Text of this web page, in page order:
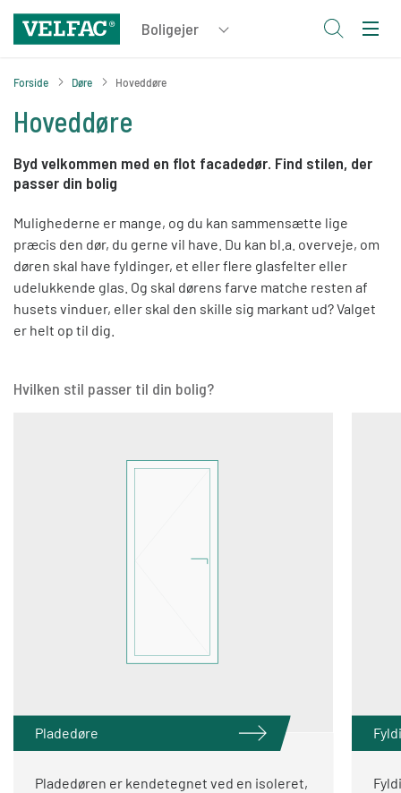
Forside Døre Hoveddøre
Hoveddøre
Byd velkommen med en flot facadedør. Find stilen, der
passer din bolig
Mulighederne er mange, og du kan sammensætte lige
præcis den dør, du gerne vil have. Du kan bl.a. overveje, om
døren skal have fyldinger, et eller flere glasfelter eller
udelukkende glas. Og skal dørens farve matche resten af
husets vinduer, eller skal den skille sig markant ud? Valget
er helt op til dig.
Hvilken stil passer til din bolig?
Pladedøre
Pladedøren er kendetegnet ved en isoleret,